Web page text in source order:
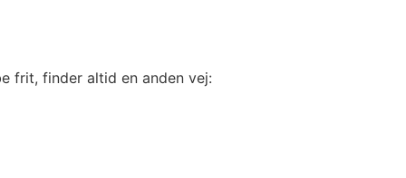
frit, finder altid en anden vej: